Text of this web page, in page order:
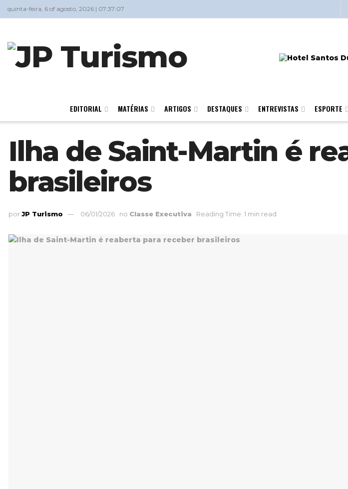
quinta-feira, 6 of agosto, 2026 | 07:37:07
EDITORIAL MATÉRIAS ARTIGOS DESTAQUES ENTREVISTAS ESPORTE
Ilha de Saint-Martin é
brasileiros
porJP Turismo 06/01/2026 no Classe Executiva Reading Time: 1 min read